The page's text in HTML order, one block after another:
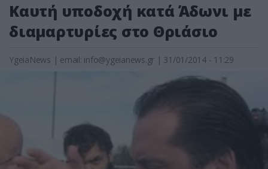
Καυτή υποδοχή κατά Άδωνι με
διαμαρτυρίες στο Θριάσιο
YgeiaNews | email: info@ygeianews.gr | 31/01/2014 - 11:29